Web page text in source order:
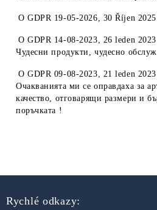
OGDPR 19-05-2026, 30 Říjen
OGDPR 14-08-2023, 26 leden
Чудесни продукти, чудесно
OGDPR 09-08-2023, 21 leden
Очакванията ми се оправдаха за
качество, отговарящи размери и
поръчката !
Rychlé odkazy: